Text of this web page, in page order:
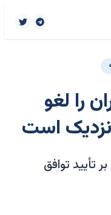
را لغو
نزدیک است
تأیید توافق